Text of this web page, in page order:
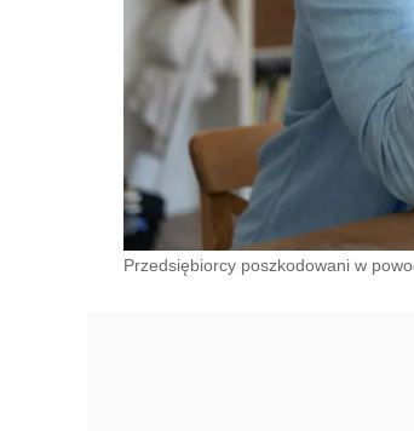
Przedsiębiorcy poszkodowani w